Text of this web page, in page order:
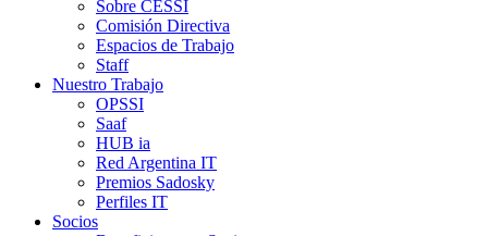
Sobre CESSI
Comisión Directiva
Espacios de Trabajo
Staff
Nuestro Trabajo
OPSSI
Saaf
HUB ia
Red Argentina IT
Premios Sadosky
Perfiles IT
Socios